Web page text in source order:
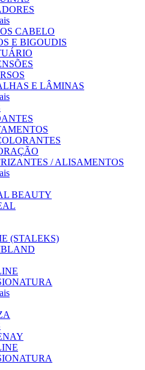
CABELO
E BIGOUDIS
E LÂMINAS
/ ALISAMENTOS
BEAUTY
(STALEKS)